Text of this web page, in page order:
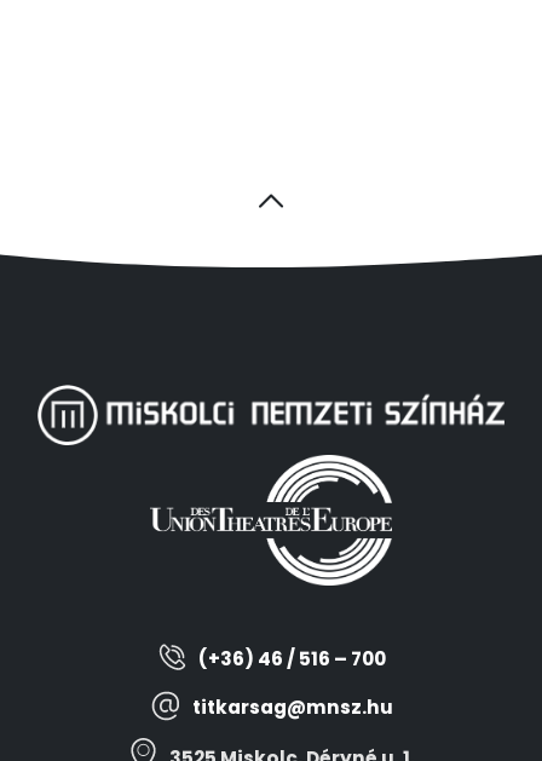
(+36) 46 / 516 – 700
titkarsag@mnsz.hu